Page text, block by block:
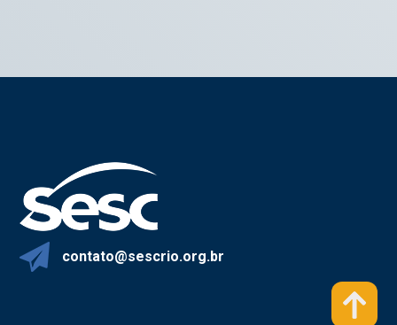
contato@sescrio.org.br